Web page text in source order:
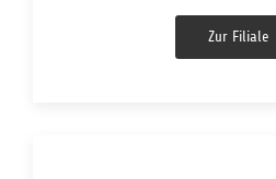
Zur Filiale